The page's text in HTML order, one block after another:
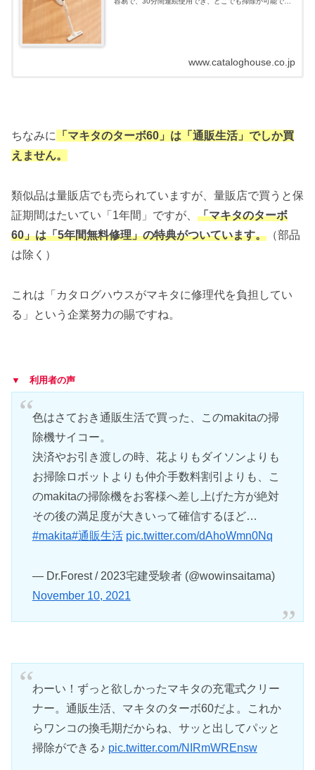
www.cataloghouse.co.jp
ちなみに
「マキタのターボ60」は「通販生活」でしか買
えません。
類似品は量販店でも売られていますが、量販店で買うと保
証期間はたいてい「1年間」ですが、 「マキタのターボ
60」は「5年間無料修理」の特典がついています。 （部品
は除く）
これは「カタログハウスがマキタに修理代を負担してい
る」という企業努力の賜ですね。
▼ 利用者の声
色はさておき通販生活で買った、このmakitaの掃
除機サイコー。
決済やお引き渡しの時、花よりもダイソンよりも
お掃除ロボットよりも仲介手数料割引よりも、こ
のmakitaの掃除機をお客様へ差し上げた方が絶対
その後の満足度が大きいって確信するほど…
#makita#通販生活 pic.twitter.com/dAhoWmn0Nq
— Dr.Forest / 2023宅建受験者 (@wowinsaitama)
November 10, 2021
わーい！ずっと欲しかったマキタの充電式クリー
ナー。通販生活、マキタのターボ60だよ。これか
らワンコの換毛期だからね、サッと出してパッと
掃除ができる♪ pic.twitter.com/NIRmWREnsw